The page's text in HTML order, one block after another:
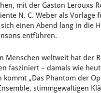
mit der Gaston Lerouxs
N. C. Weber als
sich einen Abend lang in
entführen.
Menschen weltweit hat der
fasziniert – damals wie
„Das Phantom der
stimmgewaltigen